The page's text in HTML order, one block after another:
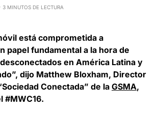
3 MINUTOS DE LECTURA
está comprometida a
papel fundamental a la hora de
en América Latina y
dijo Matthew Bloxham, Director
Conectada” de la GSMA,
#MWC16.